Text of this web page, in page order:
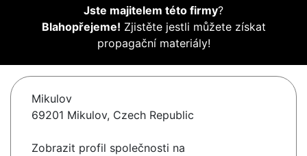
Jste majitelem této firmy?
Blahopřejeme! Zjistěte jestli můžete získat
propagační materiály!
Mikulov
69201 Mikulov, Czech Republic
Zobrazit profil společnosti na